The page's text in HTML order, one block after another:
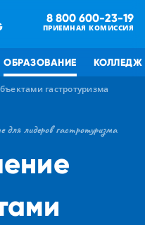
8 800 600-23-19
ПРИЕМНАЯ КОМИССИЯ
ОБРАЗОВАНИЕ КОЛЛЕДЖ
гастротуризма
для лидеров гастротуризма